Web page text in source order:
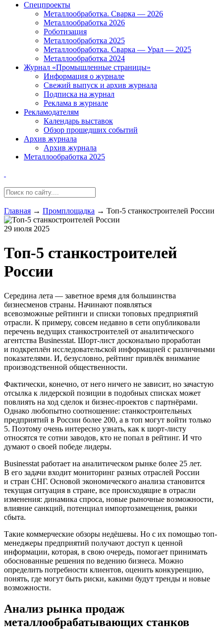
Спецпроекты
Металлообработка. Сварка — 2026
Металлообработка 2026
Роботизация
Металлообработка 2025
Металлообработка. Сварка — Урал — 2025
Металлообработка 2024
Журнал «Промышленные страницы»
Информация о журнале
Свежий выпуск и архив журнала
Подписка на журнал
Реклама в журнале
Рекламодателям
Календарь выставок
Обзор прошедших событий
Архив журнала
Архив журнала
Металлообработка 2025
Главная → Промплощадка → Топ-5 станкостроителей России
29 июля 2025
Топ-5 станкостроителей
России
Середина лета — заветное время для большинства
бизнесменов страны. Начинают появляться
всевозможные рейтинги и списки топовых предприятий
отрасли. К примеру, совсем недавно в сети опубликовали
перечень ведущих станкостроителей от аналитического
агентства Businesstat. Шорт-лист досконально проработан
и подкреплён исследовательской информацией с различными
показателями. И, безусловно, рейтинг привлёк внимание
производственной общественности.
Фактически, конечно, от него ничего не зависит, но зачастую
отсылка к лидерской позиции в подобных списках может
повлиять на ход сделок и бизнес-проектов с партнёрами.
Однако любопытно соотношение: станкостроительных
предприятий в России более 200, а в топ могут вой­ти только
5. Поэтому очень интересно узнать, как к шорт-листу
относятся те сотни заводов, кто не попал в рейтинг. И что
думают о своей победе лидеры.
Businesstat работает на аналитическом рынке более 25 лет.
В его задачи входит мониторинг разных отраслей России
и стран СНГ. Основой экономического анализа становится
текущая ситуация в стране, все происходящие в отрасли
изменения: динамика спроса, новые рыночные возможности,
влияние санкций, потенциал импортозамещения, рынки
сбыта.
Такие коммерческие обзоры недёшевы. Но с их помощью топ-
менеджеры предприятий получают доступ к ценной
информации, которая, в свою очередь, помогает принимать
обоснованные решения по ведению бизнеса. Можно
определить потребности клиентов, оценить конкуренцию,
понять, где могут быть риски, какими будут тренды и новые
возможности.
Анализ рынка продаж
металлообрабатывающих станков